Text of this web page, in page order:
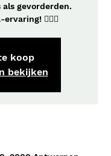
gevorderden.
🧘‍♀️✨
koop
bekijken